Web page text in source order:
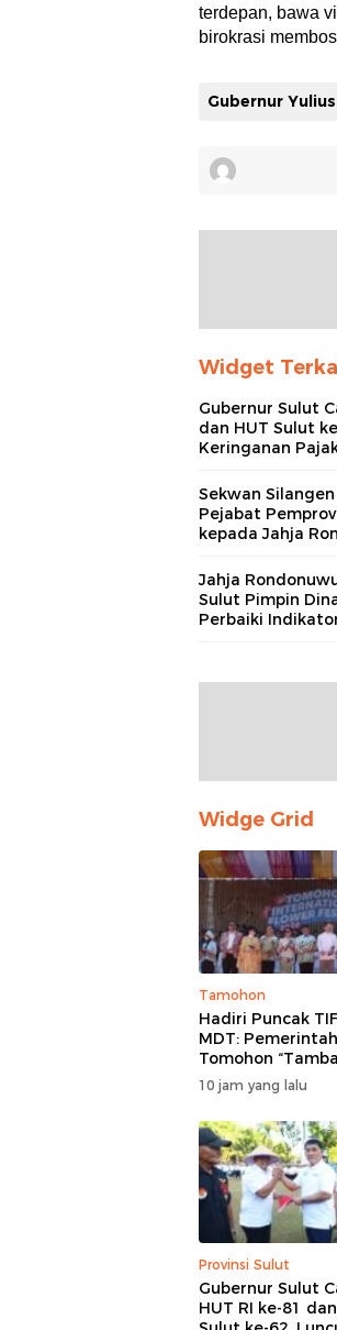
terdepan, bawa
birokrasi
Widget
Gubernur Sulut
dan HUT Sulut
Keringanan
Sekwan
Pejabat
kepada Jahja
Jahja
Sulut Pimpin
Perbaiki
Widge Grid
Tamohon
Hadiri Puncak
MDT:
Tomohon
Mantap”, Usai
Bunga Berbagi
kepada
10 jam yang lalu
Provinsi Sulut
Gubernur Sulut
HUT RI ke-81